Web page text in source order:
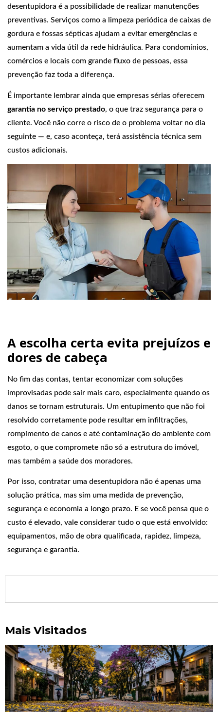
desentupidora é a possibilidade de realizar manutenções
preventivas. Serviços como a limpeza periódica de caixas de
gordura e fossas sépticas ajudam a evitar emergências e
aumentam a vida útil da rede hidráulica. Para condomínios,
comércios e locais com grande fluxo de pessoas, essa
prevenção faz toda a diferença.
É importante lembrar ainda que empresas sérias oferecem
garantia no serviço prestado, o que traz segurança para o
cliente. Você não corre o risco de o problema voltar no dia
seguinte — e, caso aconteça, terá assistência técnica sem
custos adicionais.
A escolha certa evita prejuízos e
dores de cabeça
No fim das contas, tentar economizar com soluções
improvisadas pode sair mais caro, especialmente quando os
danos se tornam estruturais. Um entupimento que não foi
resolvido corretamente pode resultar em infiltrações,
rompimento de canos e até contaminação do ambiente com
esgoto, o que compromete não só a estrutura do imóvel,
mas também a saúde dos moradores.
Por isso, contratar uma desentupidora não é apenas uma
solução prática, mas sim uma medida de prevenção,
segurança e economia a longo prazo. E se você pensa que o
custo é elevado, vale considerar tudo o que está envolvido:
equipamentos, mão de obra qualificada, rapidez, limpeza,
segurança e garantia.
Mais Visitados